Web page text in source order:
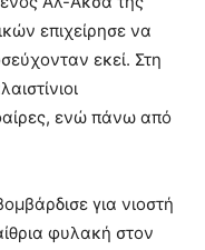
επιχείρησε να
εκεί. Στη
ενώ πάνω από
για νιοστή
φυλακή στον